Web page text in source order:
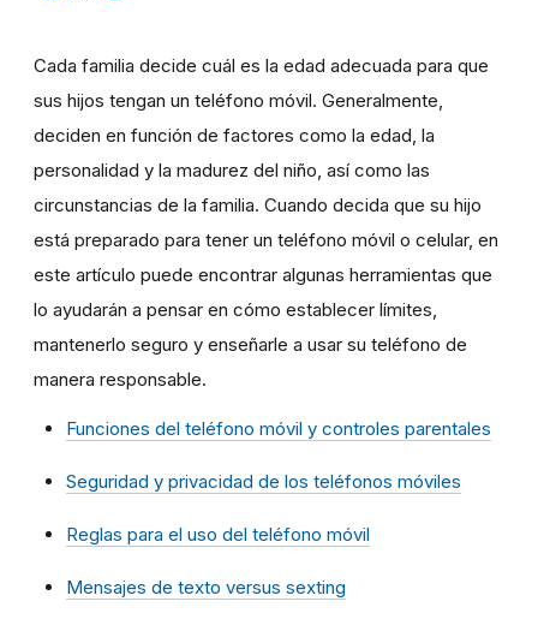
Cada familia decide cuál es la edad adecuada para que
sus hijos tengan un teléfono móvil. Generalmente,
deciden en función de factores como la edad, la
personalidad y la madurez del niño, así como las
circunstancias de la familia. Cuando decida que su hijo
está preparado para tener un teléfono móvil o celular, en
este artículo puede encontrar algunas herramientas que
lo ayudarán a pensar en cómo establecer límites,
mantenerlo seguro y enseñarle a usar su teléfono de
manera responsable.
Funciones del teléfono móvil y controles parentales
Seguridad y privacidad de los teléfonos móviles
Reglas para el uso del teléfono móvil
Mensajes de texto versus sexting